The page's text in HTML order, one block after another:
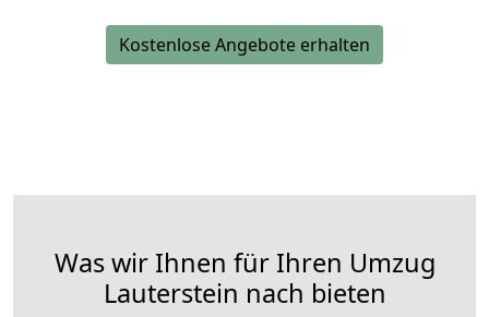
Kostenlose Angebote erhalten
Was wir Ihnen für Ihren Umzug
Lauterstein nach bieten